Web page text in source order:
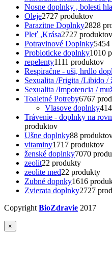
Nosne doplnky , bolesti
Oleje2727 produktov
Parazitne Doplnky2828
Pleť ,Krása2727 produktov
Potravinové Doplnky5454
Probioticke doplnky1010
repelenty1111 produktov
Respiračne - uši, hrdlo
Sexualita /Frigita /Libido /
Sexualita /Impotencia /
Toaletné Potreby6767
Vlasove doplnky41
Trávenie - doplnky na
produktov
Ušne doplnky88
vitaminy1717 produktov
ženské doplnky7070
zeolit22 produkty
zeolite med22 produkty
Zubné dopnky1616
Zvierata doplnky2727
Copyright BioZdravie 2017
×